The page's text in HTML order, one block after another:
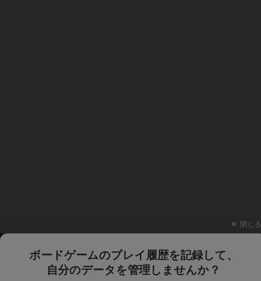
閉じる
ボードゲームのプレイ履歴を記録して、
自分のデータを管理しませんか？